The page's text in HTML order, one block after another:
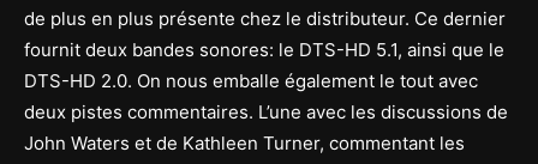
de plus en plus présente chez le distributeur. Ce dernier
fournit deux bandes sonores: le DTS-HD 5.1, ainsi que le
DTS-HD 2.0. On nous emballe également le tout avec
deux pistes commentaires. L’une avec les discussions de
John Waters et de Kathleen Turner, commentant les